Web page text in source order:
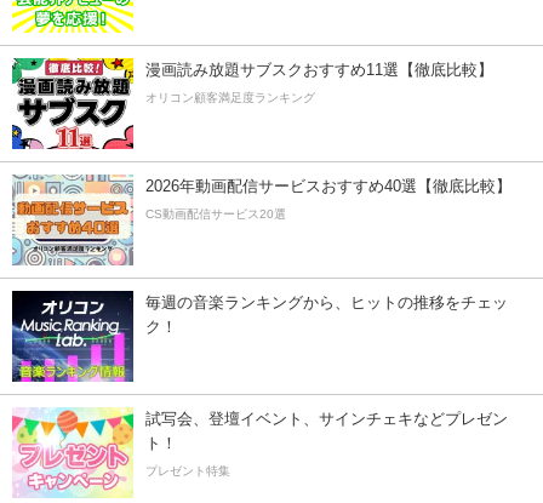
漫画読み放題サブスクおすすめ11選【徹底比較】
オリコン顧客満足度ランキング
2026年動画配信サービスおすすめ40選【徹底比較】
CS動画配信サービス20選
毎週の音楽ランキングから、ヒットの推移をチェッ
ク！
試写会、登壇イベント、サインチェキなどプレゼン
ト！
プレゼント特集